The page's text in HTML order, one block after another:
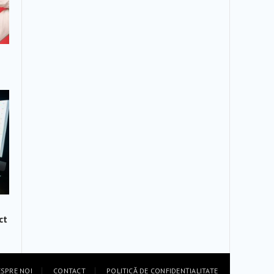
NOI CONTACT POLITICĂ DE CONFIDENȚIALITATE